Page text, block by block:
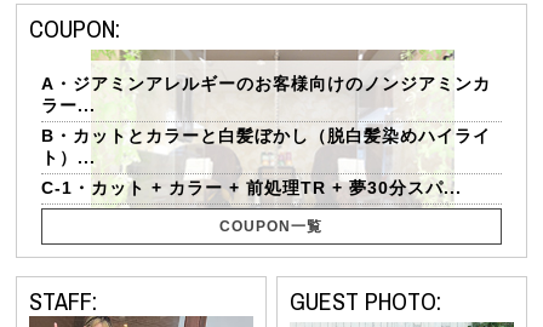
COUPON:
A・ジアミンアレルギーのお客様向けのノンジアミンカ
ラー...
B・カットとカラーと白髪ぼかし（脱白髪染めハイライ
ト）...
C-1・カット + カラー + 前処理TR + 夢30分スパ...
COUPON一覧
STAFF: GUEST PHOTO: